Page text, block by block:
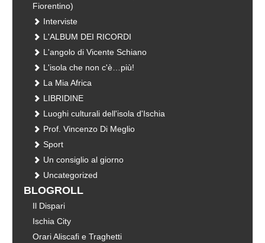
Fiorentino)
Interviste
L'ALBUM DEI RICORDI
L'angolo di Vicente Schiano
L'isola che non c'è…più!
La Mia Africa
LIBRIDINE
Luoghi culturali dell'isola d'Ischia
Prof. Vincenzo Di Meglio
Sport
Un consiglio al giorno
Uncategorized
BLOGROLL
Il Dispari
Ischia City
Orari Aliscafi e Traghetti